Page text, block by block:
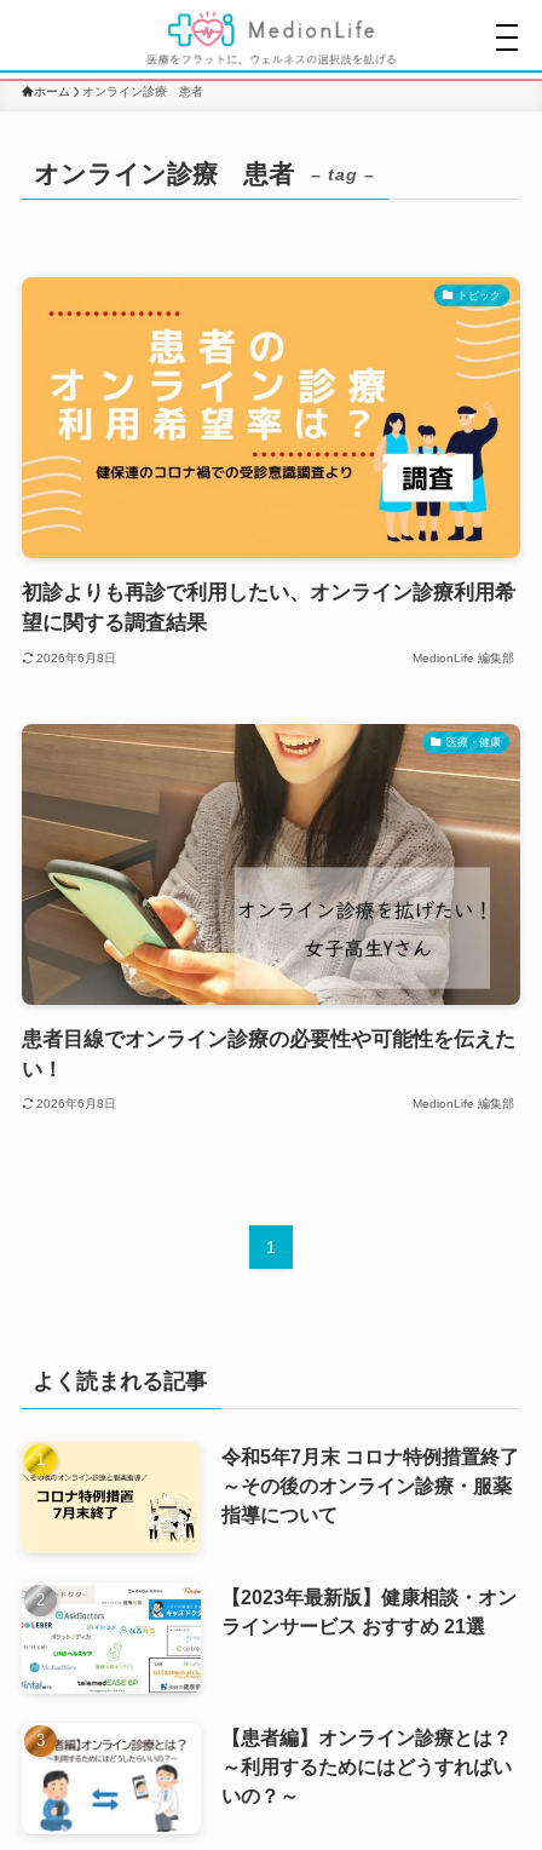
ホーム オンライン診療 患者
オンライン診療 患者 – tag –
トピック
初診よりも再診で利用したい、オンライン診療利用希
望に関する調査結果
2026年6月8日 MedionLife 編集部
医療・健康
患者目線でオンライン診療の必要性や可能性を伝えた
い！
2026年6月8日 MedionLife 編集部
1
よく読まれる記事
令和5年7月末 コロナ特例措置終了
～その後のオンライン診療・服薬
指導について
【2023年最新版】健康相談・オン
ラインサービス おすすめ 21選
【患者編】オンライン診療とは？
～利用するためにはどうすればい
いの？～